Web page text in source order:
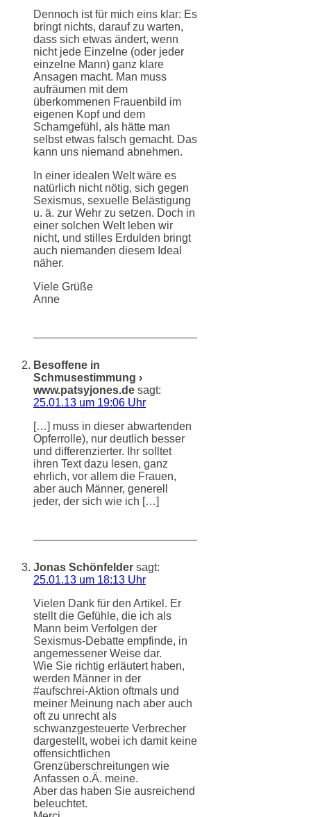
Dennoch ist für mich eins klar: Es
bringt nichts, darauf zu warten,
dass sich etwas ändert, wenn
nicht jede Einzelne (oder jeder
einzelne Mann) ganz klare
Ansagen macht. Man muss
aufräumen mit dem
überkommenen Frauenbild im
eigenen Kopf und dem
Schamgefühl, als hätte man
selbst etwas falsch gemacht. Das
kann uns niemand abnehmen.
In einer idealen Welt wäre es
natürlich nicht nötig, sich gegen
Sexismus, sexuelle Belästigung
u. ä. zur Wehr zu setzen. Doch in
einer solchen Welt leben wir
nicht, und stilles Erdulden bringt
auch niemanden diesem Ideal
näher.
Viele Grüße
Anne
Besoffene in
Schmusestimmung ›
www.patsyjones.de sagt:
25.01.13 um 19:06 Uhr
[…] muss in dieser abwartenden
Opferrolle), nur deutlich besser
und differenzierter. Ihr solltet
ihren Text dazu lesen, ganz
ehrlich, vor allem die Frauen,
aber auch Männer, generell
jeder, der sich wie ich […]
Jonas Schönfelder sagt:
25.01.13 um 18:13 Uhr
Vielen Dank für den Artikel. Er
stellt die Gefühle, die ich als
Mann beim Verfolgen der
Sexismus-Debatte empfinde, in
angemessener Weise dar.
Wie Sie richtig erläutert haben,
werden Männer in der
#aufschrei-Aktion oftmals und
meiner Meinung nach aber auch
oft zu unrecht als
schwanzgesteuerte Verbrecher
dargestellt, wobei ich damit keine
offensichtlichen
Grenzüberschreitungen wie
Anfassen o.Ä. meine.
Aber das haben Sie ausreichend
beleuchtet.